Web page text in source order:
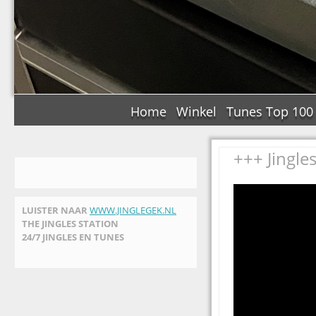
Home Winkel Tunes Top 100
LUISTER NAAR WWW.JINGLEGEK.NL
THE JINGLES STATION
24/7 JINGLES EN TUNES
+++